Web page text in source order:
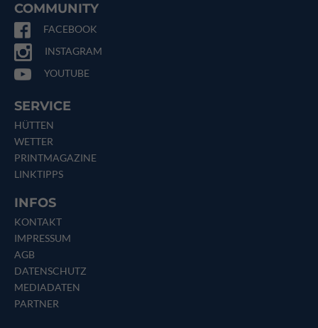
COMMUNITY
FACEBOOK
INSTAGRAM
YOUTUBE
SERVICE
HÜTTEN
WETTER
PRINTMAGAZINE
LINKTIPPS
INFOS
KONTAKT
IMPRESSUM
AGB
DATENSCHUTZ
MEDIADATEN
PARTNER